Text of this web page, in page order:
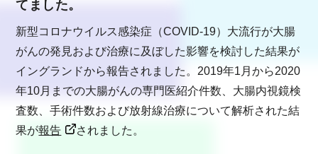
てました。
新型コロナウイルス感染症（COVID-19）大流行が大腸
がんの発見および治療に及ぼした影響を検討した結果が
イングランドから報告されました。2019年1月から2020
年10月までの大腸がんの専門医紹介件数、大腸内視鏡検
査数、手術件数および放射線治療について解析された結
果が報告 されました。